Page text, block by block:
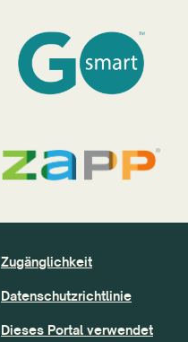
Zugänglichkeit
Datenschutzrichtlinie
Dieses Portal verwendet